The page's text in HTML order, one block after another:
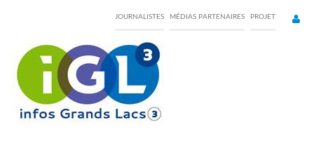
content
JOURNALISTES MÉDIAS PARTENAIRES PROJET